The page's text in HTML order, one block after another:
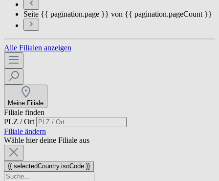
Seite {{ pagination.page }} von {{ pagination.pageCount }}
Alle Filialen anzeigen
Meine Filiale
Filiale finden
PLZ / Ort
Filiale ändern
Wähle hier deine Filiale aus
{{ selectedCountry.isoCode }}